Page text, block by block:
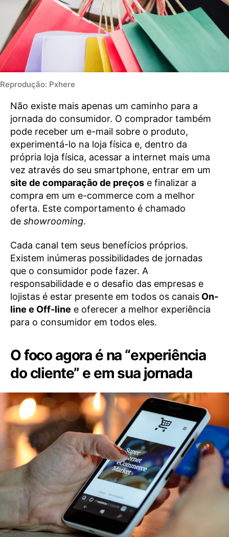
Reprodução: Pxhere
Não existe mais apenas um caminho para a
jornada do consumidor. O comprador também
pode receber um e-mail sobre o produto,
experimentá-lo na loja física e, dentro da
própria loja física, acessar a internet mais uma
vez através do seu smartphone, entrar em um
site de comparação de preços e finalizar a
compra em um e-commerce com a melhor
oferta. Este comportamento é chamado
de showrooming.
Cada canal tem seus benefícios próprios.
Existem inúmeras possibilidades de jornadas
que o consumidor pode fazer. A
responsabilidade e o desafio das empresas e
lojistas é estar presente em todos os canais On-
line e Off-line e oferecer a melhor experiência
para o consumidor em todos eles.
O foco agora é na “experiência
do cliente” e em sua jornada